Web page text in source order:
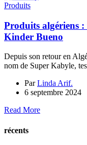
Produits
Produits algériens
Kinder Bueno
Depuis son retour en
nom de Super Kabyle,
ParLinda Arif.
6 septembre 2024
Read More
récents